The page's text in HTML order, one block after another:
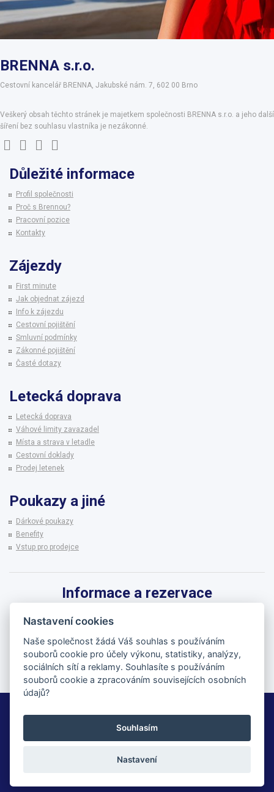
BRENNA s.r.o.
Cestovní kancelář BRENNA, Jakubské nám. 7, 602 00 Brno
Veškerý obsah těchto stránek je majetkem společnosti BRENNA s.r.o. a jeho další
šíření bez souhlasu vlastníka je nezákonné.
Důležité informace
Profil společnosti
Proč s Brennou?
Pracovní pozice
Kontakty
Zájezdy
First minute
Jak objednat zájezd
Info k zájezdu
Cestovní pojištění
Smluvní podmínky
Zákonné pojištění
Časté dotazy
Letecká doprava
Letecká doprava
Váhové limity zavazadel
Místa a strava v letadle
Cestovní doklady
Prodej letenek
Poukazy a jiné
Dárkové poukazy
Benefity
Vstup pro prodejce
Informace a rezervace
542 215 256
brenna@brenna.cz
BRENNA cestovní kancelář
Nastavení cookies
Naše společnost žádá Váš souhlas s používáním
souborů cookie pro účely výkonu, statistiky, analýzy,
sociálních sítí a reklamy. Souhlasíte s používáním
souborů cookie a zpracováním souvisejících osobních
údajů?
Souhlasím
Nastavení